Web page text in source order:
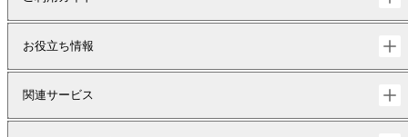
お役立ち情報
関連サービス